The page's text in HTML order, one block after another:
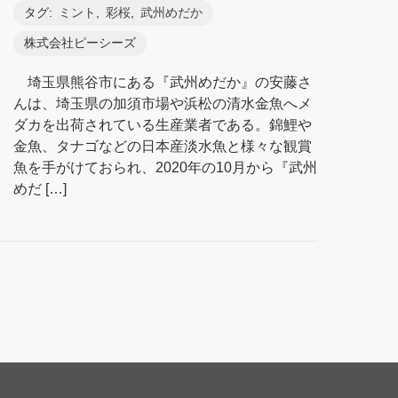
タグ: ミント 彩桜, 武州めだか
株式会社ピーシーズ
埼玉県熊谷市にある『武州めだか』の安藤さ
んは、埼玉県の加須市場や浜松の清水金魚へメ
ダカを出荷されている生産業者である。錦鯉や
金魚、タナゴなどの日本産淡水魚と様々な観賞
魚を手がけておられ、2020年の10月から『武州
めだ […]